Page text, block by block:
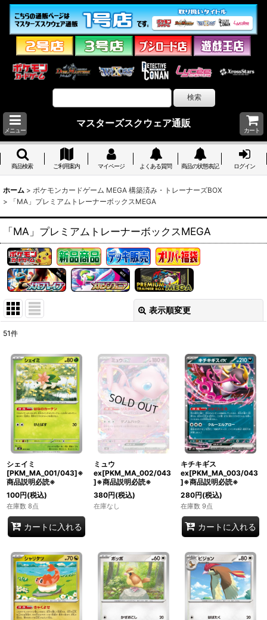
メニュー
マスターズスクウェア通販
カート
商品検索 ご利用案内 マイページ よくある質問 商品の状態表記 ログイン
ホーム > ポケモンカードゲーム MEGA 構築済み・トレーナーズBOX
>
「MA」プレミアムトレーナーボックスMEGA
「MA」プレミアムトレーナーボックスMEGA
表示順変更
在庫あり
並び順:
51件
シェイミ
[PKM_MA_001/043]※
商品説明必読※
100円(税込)
在庫数 8点
カートに入れる
ミュウ
ex[PKM_MA_002/043
]※商品説明必読※
380円(税込)
在庫なし
キチキギス
ex[PKM_MA_003/043
]※商品説明必読※
280円(税込)
在庫数 9点
カートに入れる